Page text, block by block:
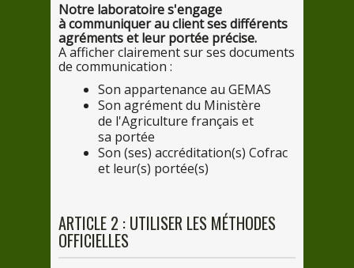
Notre laboratoire s'engage
à communiquerauclientsesdifférents
agréments etleurportée précise.
Aafficher clairementsurses documents
de communication :
Son appartenance au GEMAS
Son agrémentdu Ministère
de l'Agriculture français et
sa portée
Son (ses) accréditation(s) Cofrac
et leur(s) portée(s)
ARTICLE 2 : UTILISER LES MÉTHODES
OFFICIELLES